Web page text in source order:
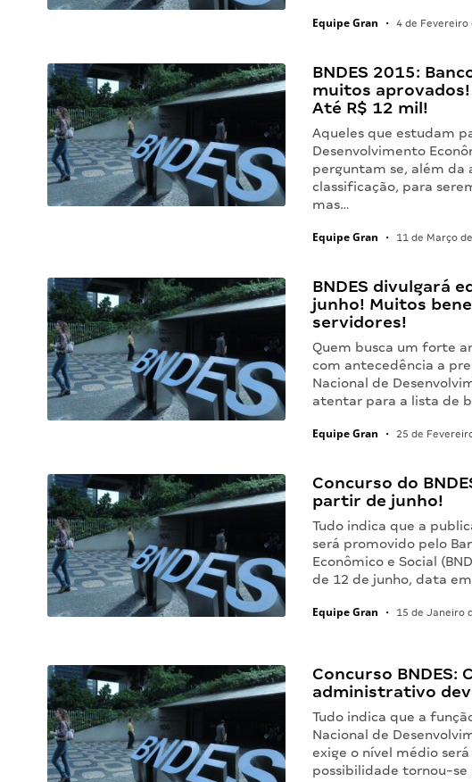
Equipe Gran • 4 de Fevereiro
BNDES 2015:
muitos
Até R$ 12 mil!
Aqueles que estudam
Desenvolvimento
perguntam se, além da
classificação, para
mas…
Equipe Gran • 11 de Março
BNDES divulgará
junho! Muitos
servidores!
Quem busca um forte
com antecedência a
Nacional de
atentar para a lista de
Equipe Gran • 25 de
Concurso do
partir de junho!
Tudo indica que a
será promovido pelo
Econômico e Social
de 12 de junho, data
Equipe Gran • 15 de Janeiro
Concurso BNDES:
administrativo
Tudo indica que a
Nacional de
exige o nível médio
possibilidade tornou-se